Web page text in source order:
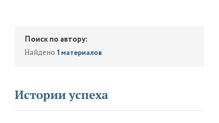
Поиск по автору:
Найдено 1 материалов
Истории успеха